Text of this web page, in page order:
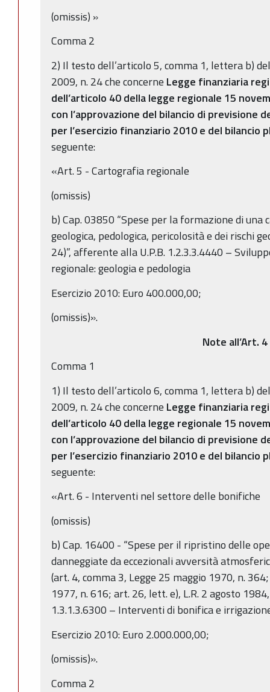
(omissis) »
Comma 2
2) Il testo dell’articolo 5, comma 1, lettera b)
2009, n. 24 che concerne Legge finanziaria
dell’articolo 40 della legge regionale 15
con l’approvazione del bilancio di previsione
per l’esercizio finanziario 2010 e del bilancio
seguente:
«Art. 5 - Cartografia regionale
(omissis)
b) Cap. 03850 “Spese per la formazione di
geologica, pedologica, pericolosità e dei rischi
24)”, afferente alla U.P.B. 1.2.3.3.4440 –
regionale: geologia e pedologia
Esercizio 2010: Euro 400.000,00;
(omissis)».
Note all’Art. 4
Comma 1
1) Il testo dell’articolo 6, comma 1, lettera b)
2009, n. 24 che concerne Legge finanziaria
dell’articolo 40 della legge regionale 15
con l’approvazione del bilancio di previsione
per l’esercizio finanziario 2010 e del bilancio
seguente:
«Art. 6 - Interventi nel settore delle bonifiche
(omissis)
b) Cap. 16400 - “Spese per il ripristino delle
danneggiate da eccezionali avversità
(art. 4, comma 3, Legge 25 maggio 1970, n.
1977, n. 616; art. 26, lett. e), L.R. 2 agosto
1.3.1.3.6300 – Interventi di bonifica e
Esercizio 2010: Euro 2.000.000,00;
(omissis)».
Comma 2